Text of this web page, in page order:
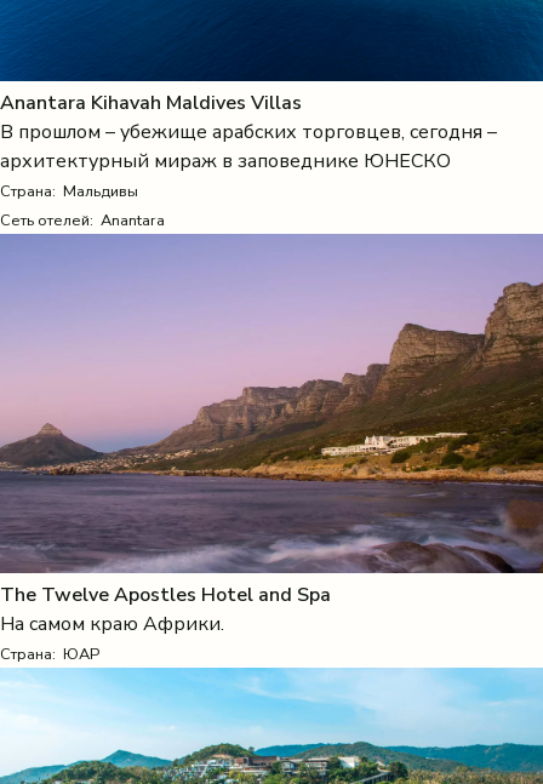
Anantara Kihavah Maldives Villas
В прошлом – убежище арабских торговцев, сегодня –
архитектурный мираж в заповеднике ЮНЕСКО
Страна: Мальдивы
Сеть отелей: Anantara
The Twelve Apostles Hotel and Spa
На самом краю Африки.
Страна: ЮАР